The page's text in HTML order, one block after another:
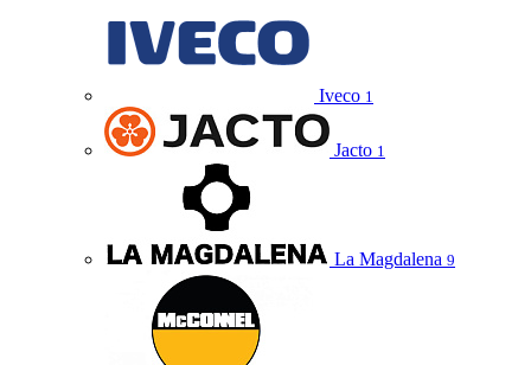
Iveco 1
Jacto 1
La Magdalena 9